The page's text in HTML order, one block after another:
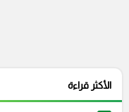
الأكثر قراءة